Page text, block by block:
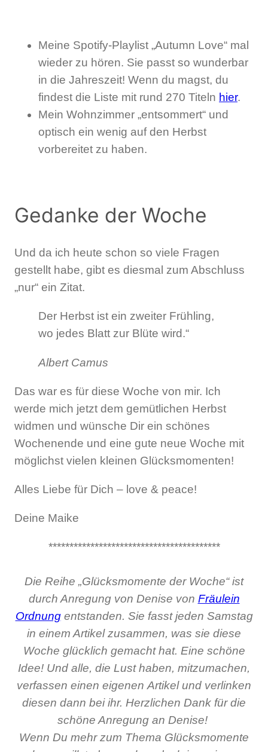
Meine Spotify-Playlist „Autumn Love“ mal
wieder zu hören. Sie passt so wunderbar
in die Jahreszeit! Wenn du magst, du
findest die Liste mit rund 270 Titeln hier.
Mein Wohnzimmer „entsommert“ und
optisch ein wenig auf den Herbst
vorbereitet zu haben.
Gedanke der Woche
Und da ich heute schon so viele Fragen
gestellt habe, gibt es diesmal zum Abschluss
„nur“ ein Zitat.
Der Herbst ist ein zweiter Frühling,
wo jedes Blatt zur Blüte wird.“
Albert Camus
Das war es für diese Woche von mir. Ich
werde mich jetzt dem gemütlichen Herbst
widmen und wünsche Dir ein schönes
Wochenende und eine gute neue Woche mit
möglichst vielen kleinen Glücksmomenten!
Alles Liebe für Dich – love & peace!
Deine Maike
*****************************************
Die Reihe „Glücksmomente der Woche“ ist
durch Anregung von Denise von Fräulein
Ordnungentstanden. Sie fasst jeden Samstag
in einem Artikel zusammen, was sie diese
Woche glücklich gemacht hat. Eine schöne
Idee! Und alle, die Lust haben, mitzumachen,
verfassen einen eigenen Artikel und verlinken
diesen dann bei ihr. Herzlichen Dank für die
schöne Anregung an Denise!
Wenn Du mehr zum Thema Glücksmomente